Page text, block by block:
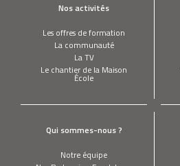
Nos activités
Les offres de formation
La communauté
La TV
Le chantier de la Maison
École
Qui sommes-nous ?
Notre équipe